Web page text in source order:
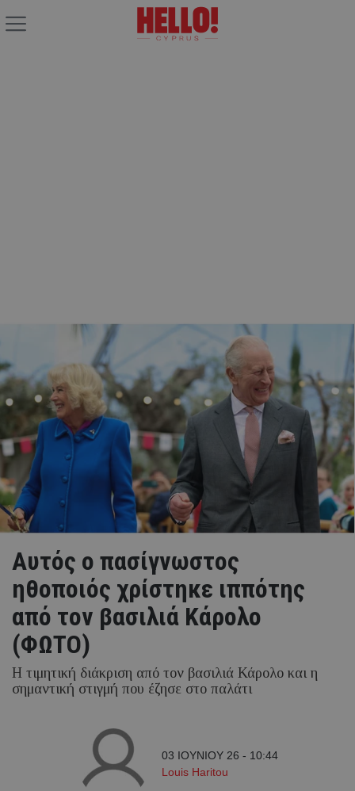
Αυτός ο πασίγνωστος
ηθοποιός χρίστηκε ιππότης
από τον βασιλιά Κάρολο
(ΦΩΤΟ)
Η τιμητική διάκριση από τον βασιλιά Κάρολο και η
σημαντική στιγμή που έζησε στο παλάτι
03 ΙΟΥΝΙΟΥ 26 - 10:44
Louis Haritou